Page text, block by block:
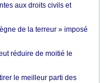
aux droits civils et
de la terreur » imposé
réduire de moitié le
le meilleur parti des